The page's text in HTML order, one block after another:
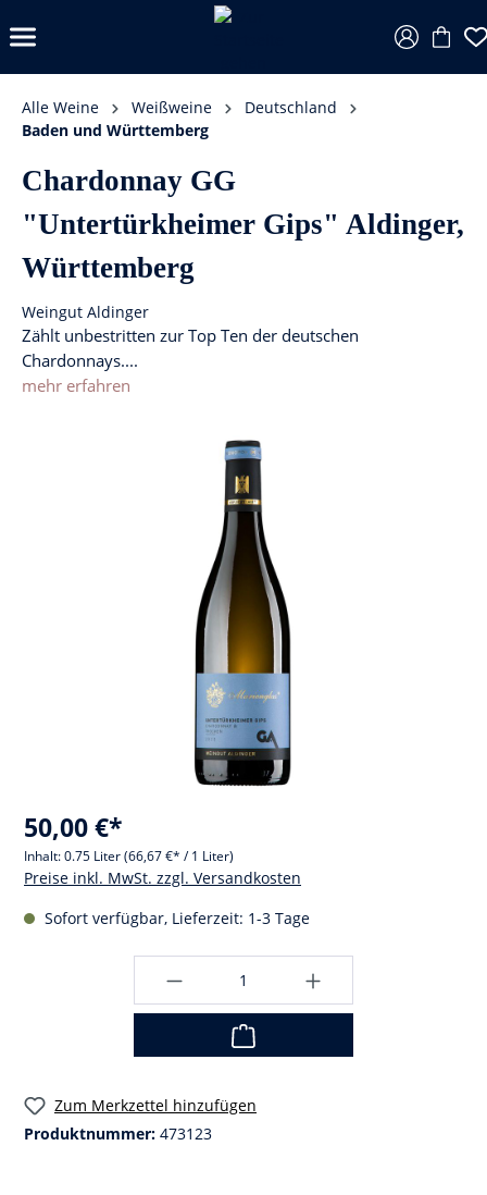
Alle Weine Weißweine
Deutschland
Baden und Württemberg
Chardonnay GG
"Untertürkheimer Gips" Aldinger,
Württemberg
Weingut Aldinger
Zählt unbestritten zur Top Ten der deutschen
Chardonnays....
mehr erfahren
50,00 €*
Inhalt:0.75 Liter(66,67 €* / 1 Liter)
Preise inkl. MwSt. zzgl. Versandkosten
Sofort verfügbar, Lieferzeit: 1-3 Tage
Zum Merkzettel hinzufügen
Produktnummer: 473123